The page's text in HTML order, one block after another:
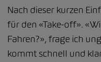
Nach dieser kurzen
für den «Take-off».
Fahren?», frage ich
kommt schnell und